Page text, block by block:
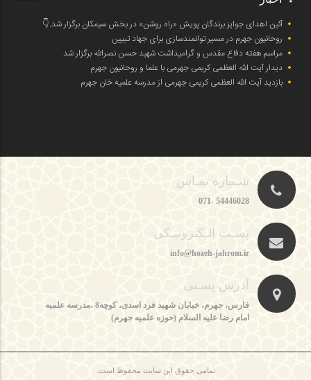
آئین اهدای جوایز برندگان پویش «راه روشن» در بخش سیمکان برگزار شد.👇
روحانیون جهرم در مسیر توانمندسازی برای جهاد تبیین
مراسم هفته دفاع مقدس و گرامیداشت شهید حسن نصرالله برگزار شد
دیدار آیت الله العظمی کریمی جهرمی با علما و روحانیون جهرم
بازدید آیت الله العظمی کریمی جهرمی از مدرسه علمیه خان جهرم
شـماره تمـاس
54446028 -071
پسـت الـکترونیـکی
info@hozeh-jahrom.ir
آدرس پسـتی
فارس، جهرم، خیابان شهید فرد اسدی، کوچه8 ،مدرسه علمیه
امام رضا علیه السلام (حوزه علمیه جهرم)
تمامی حقوق این سایت محفوظ است.